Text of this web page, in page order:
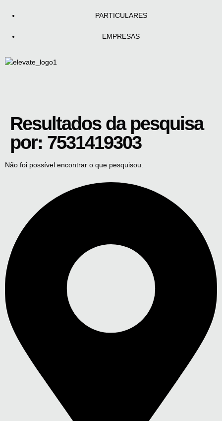
PARTICULARES
EMPRESAS
Resultados da pesquisa
por: 7531419303
Não foi possível encontrar o que pesquisou.